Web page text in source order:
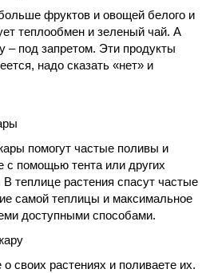
фруктов и овощей белого и
теплообмен и зеленый чай. А
– под запретом. Эти продукты
надо сказать «нет» и
помогут частые поливы и
с помощью тента или других
теплице растения спасут частые
самой теплицы и максимальное
доступными способами.
своих растениях и поливаете их.